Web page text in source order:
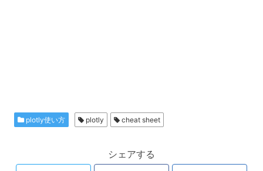
plotly使い方 plotly cheat sheet
シェアする